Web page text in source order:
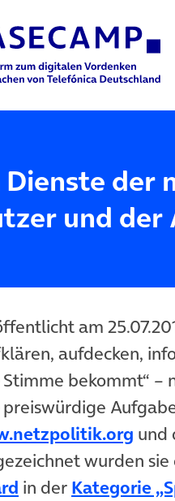
Dienste der
und
am
aufdecken,
bekommt“ –
und
wurden
in der Kategorie